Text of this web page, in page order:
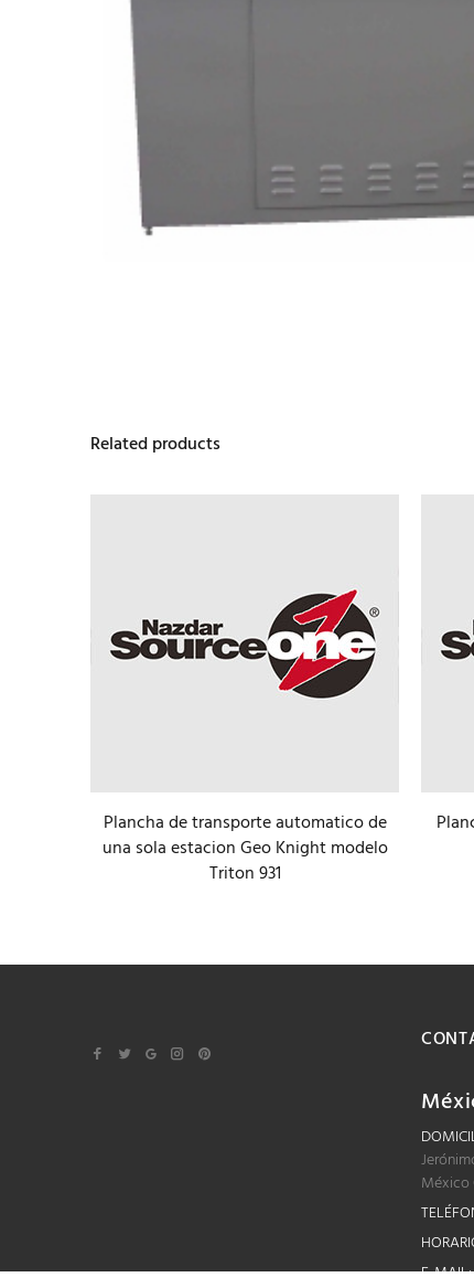
Related products
Plancha de transporte automatico de
una sola estacion Geo Knight modelo
Triton 931
México
E-MAIL: